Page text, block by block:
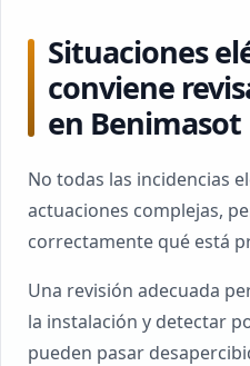
Situaciones
conviene
en Benimasot
No todas las incidencias
actuaciones complejas,
correctamente qué está
Una revisión adecuada
la instalación y detectar
pueden pasar